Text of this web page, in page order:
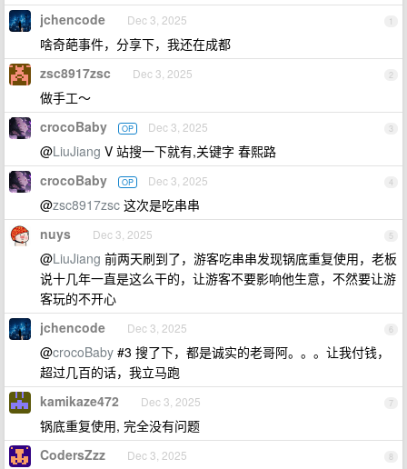
1
jchencode Dec 3, 2025
啥奇葩事件，分享下，我还在成都
2
zsc8917zsc Dec 3, 2025
做手工～
3
crocoBaby OP Dec 3, 2025
@LiuJiang V 站搜一下就有,关键字 春熙路
4
crocoBaby OP Dec 3, 2025
@zsc8917zsc 这次是吃串串
5
nuys Dec 3, 2025
@LiuJiang 前两天刷到了，游客吃串串发现锅底重复使用，老板
说十几年一直是这么干的，让游客不要影响他生意，不然要让游
客玩的不开心
6
jchencode Dec 3, 2025
@crocoBaby #3 搜了下，都是诚实的老哥阿。。。让我付钱，
超过几百的话，我立马跑
7
kamikaze472 Dec 3, 2025
锅底重复使用, 完全没有问题
8
CodersZzz Dec 3, 2025